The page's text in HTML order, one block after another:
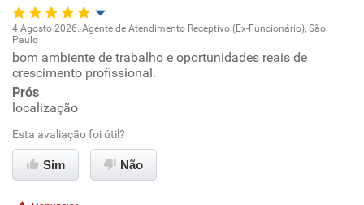
Oportunidade de promoção
Ambiente de trabalho
Conciliação com a vida familiar
Benefícios
4 Agosto 2026. Agente de Atendimento Receptivo (Ex-Funcionário), São
Paulo
bom ambiente de trabalho e oportunidades reais de
crescimento profissional.
Prós
localização
Esta avaliação foi útil?
Sim Não